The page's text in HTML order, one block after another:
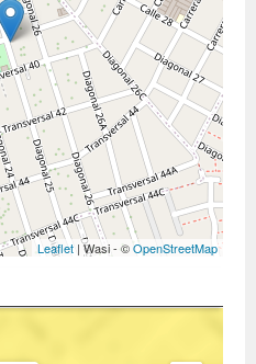
Leaflet | Wasi - ©OpenStreetMap